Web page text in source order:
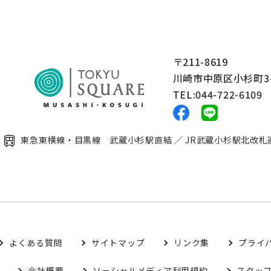
〒211-8619
川崎市中原区小杉町
TEL:044-722-6109
東急東横線・目黒線 武蔵小杉駅直結 ／ JR武蔵小杉駅北改札
よくある質問 サイトマップ リンク集 プライ